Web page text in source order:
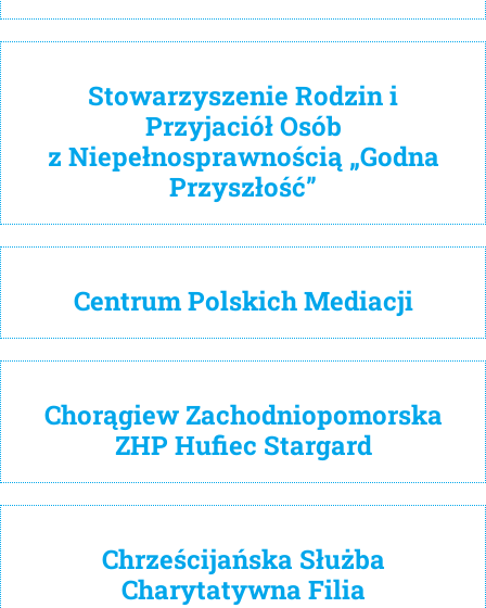
Stowarzyszenie Rodzin i
Przyjaciół Osób
z Niepełnosprawnością „Godna
Przyszłość”
Centrum Polskich Mediacji
Chorągiew Zachodniopomorska
ZHP Hufiec Stargard
Chrześcijańska Służba
Charytatywna Filia